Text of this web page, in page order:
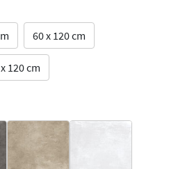
60 x 120 cm
120 cm